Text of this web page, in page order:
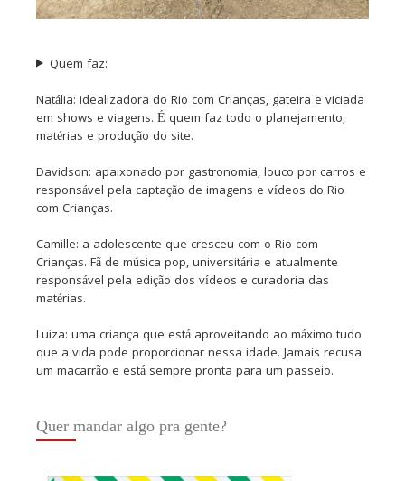
Quem faz:
Natália: idealizadora do Rio com Crianças, gateira e viciada
em shows e viagens. É quem faz todo o planejamento,
matérias e produção do site.
Davidson: apaixonado por gastronomia, louco por carros e
responsável pela captação de imagens e vídeos do Rio
com Crianças.
Camille: a adolescente que cresceu com o Rio com
Crianças. Fã de música pop, universitária e atualmente
responsável pela edição dos vídeos e curadoria das
matérias.
Luiza: uma criança que está aproveitando ao máximo tudo
que a vida pode proporcionar nessa idade. Jamais recusa
um macarrão e está sempre pronta para um passeio.
Quer mandar algo pra gente?